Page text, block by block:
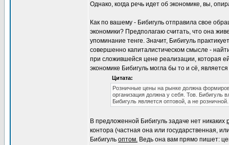
Однако, когда речь идет об экономике, вы,
Как по вашему - Бибигуль отправила свое
экономики? Предполагаю считать, что она
упоминание тенге. Значит, Бибигуль
совершенно капиталистическом смысле -
при сложившейся цене реализации, которая
экономике Бибигуль могла бы то и сё,
Цитата:
Розничные цены на рынке должна
организация должна у себя. Тов. Бибигуль
Бибигуль является оптовой, а не розничной.
В предложенной Бибигуль задаче нет никаких
контора (частная она или государственная,
Бибигуль оптом. Ведь она вам прямо пишет: